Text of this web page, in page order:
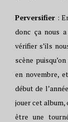
Perversifier :
donc ça nous
vérifier s’ils
scène
en novembre,
début de
jouer cet album,
être une